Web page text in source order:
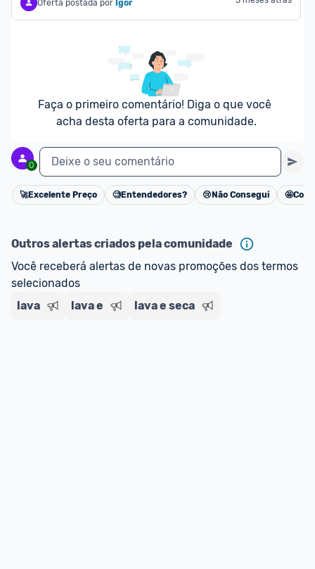
+ frete) em forma de saldo na carteira MagaluPay;
- Você pode transferir a quantia da sua conta
bancária para o MagaluPay por PIX;
- Para parclar compras, é necessário cadastrar seu
cartão de crédito no MagaluPay;
Oferta postada por Igor
Faça o primeiro comentário! Diga o que você
acha desta oferta para a comunidade.
0 Deixe o seu comentário
Cancelar
🚀Excelente Preço 🧐Entendedores? 😢 Não Consegui 🤩
Outros alertas criados pela comunidade
Você receberá alertas de novas promoções dos termos
selecionados
lava
lava e lava e seca